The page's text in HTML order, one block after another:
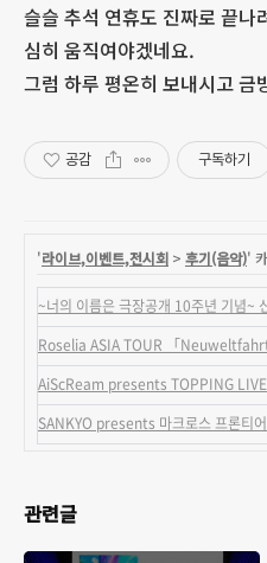
슬슬 추석 연휴도 진짜로 끝나
심히 움직여야겠네요.
그럼 하루 평온히 보내시고 금
공감 구독하기
'라이브,이벤트,전시회 > 후기(음악)'
관련글